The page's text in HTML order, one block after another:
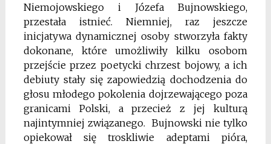
Niemojowskiego i Józefa Bujnowskiego,
przestała istnieć. Niemniej, raz jeszcze
inicjatywa dynamicznej osoby stworzyła fakty
dokonane, które umożliwiły kilku osobom
przejście przez poetycki chrzest bojowy, a ich
debiuty stały się zapowiedzią dochodzenia do
głosu młodego pokolenia dojrzewającego poza
granicami Polski, a przecież z jej kulturą
najintymniej związanego. Bujnowski nie tylko
opiekował się troskliwie adeptami pióra,